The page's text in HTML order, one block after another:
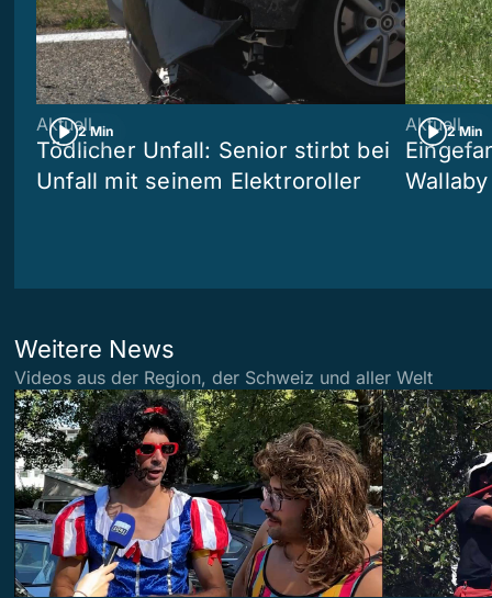
2 Min
Aktuell
Tödlicher Unfall: Senior stirbt bei
Unfall mit seinem Elektroroller
2 Min
Aktuell
Weitere News
Videos aus der Region, der Schweiz und aller Welt